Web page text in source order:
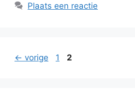
Plaats een reactie
← vorige Pagina
1 Pagina
2